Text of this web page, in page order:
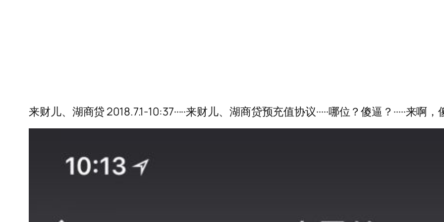
来财儿、湖商贷 2018.7.1-10:37·····来财儿、湖商贷预充值协议·····哪位？傻逼？·····来啊，